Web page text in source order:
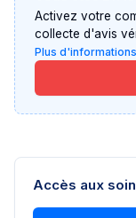
Activez votre
collecte d'avis
Plus
Accès aux